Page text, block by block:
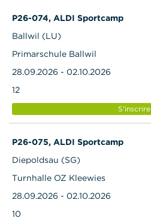
P26-074, ALDI Sportcamp
Ballwil (LU)
Primarschule Ballwil
28.09.2026 - 02.10.2026
12
S'inscrire
P26-075, ALDI Sportcamp
Diepoldsau (SG)
Turnhalle OZ Kleewies
28.09.2026 - 02.10.2026
10